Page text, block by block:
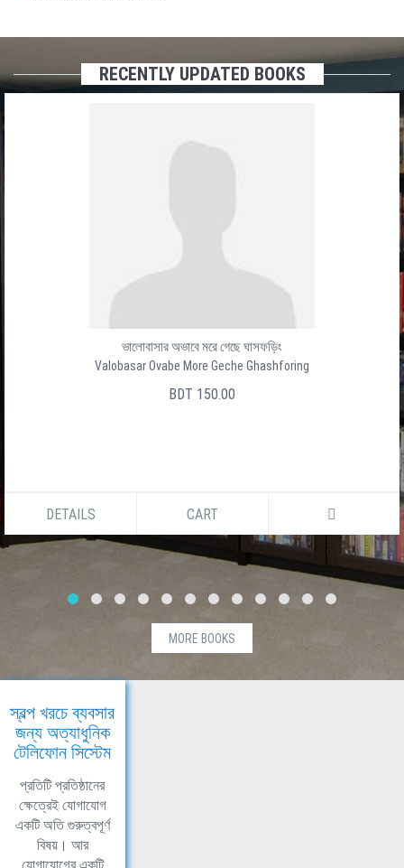
RECENTLY UPDATED BOOKS
ভালোবাসার অভাবে মরে গেছে ঘাসফড়িং
Valobasar Ovabe More Geche Ghashforing
BDT 150.00
DETAILS CART
MORE BOOKS
স্বল্প খরচে ব্যবসার
জন্য অত্যাধুনিক
টেলিফোন সিস্টেম
প্রতিটি প্রতিষ্ঠানের
ক্ষেত্রেই যোগাযোগ
একটি অতি গুরুত্বপূর্ণ
বিষয়। আর